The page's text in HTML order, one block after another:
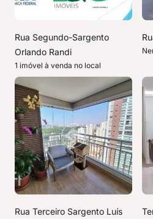
Rua Segundo-Sargento
Orlando Randi
1 imóvel à venda no local
Rua Terceiro Sargento Luís